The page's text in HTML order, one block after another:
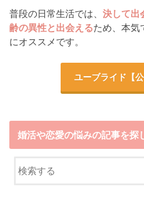
普段の日常生活では、決して出
齢の異性と出会えるため、本気
にオススメです。
ユーブライド 【
婚活や恋愛の悩みの記事を探